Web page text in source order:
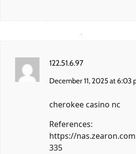
122.51.6.97
December 11, 2025 at 6:03
cherokee casino nc
References:
https://
335